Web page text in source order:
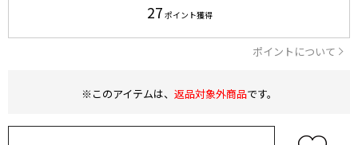
27 ポイント獲得
ポイントについて
※このアイテムは、 返品対象外商品です。